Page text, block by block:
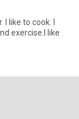
exercise.I like